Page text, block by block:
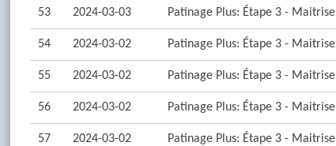
53 2024-03-03 Patinage Plus: Étape 3 - Maitrise
54 2024-03-02 Patinage Plus: Étape 3 - Maitrise
55 2024-03-02 Patinage Plus: Étape 3 - Maitrise
56 2024-03-02 Patinage Plus: Étape 3 - Maitrise
57 2024-03-02 Patinage Plus: Étape 3 - Maitrise